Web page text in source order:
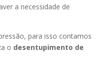
a necessidade de
para isso contamos
o desentupimento de